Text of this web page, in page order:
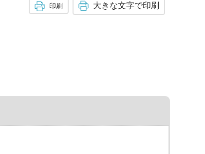
印刷 大きな文字で印刷